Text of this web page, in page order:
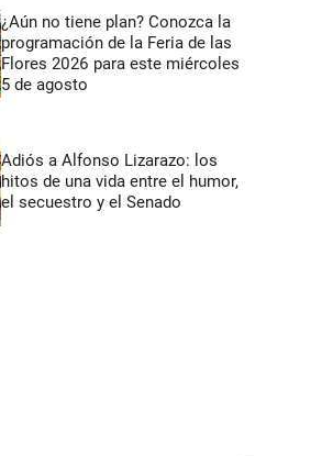
¿Aún no tiene plan? Conozca la
programación de la Feria de las
Flores 2026 para este miércoles
5 de agosto
Adiós a Alfonso Lizarazo: los
hitos de una vida entre el humor,
el secuestro y el Senado